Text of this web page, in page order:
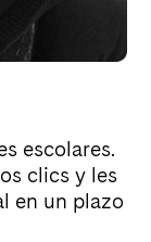
escolares.
clics y les
en un plazo